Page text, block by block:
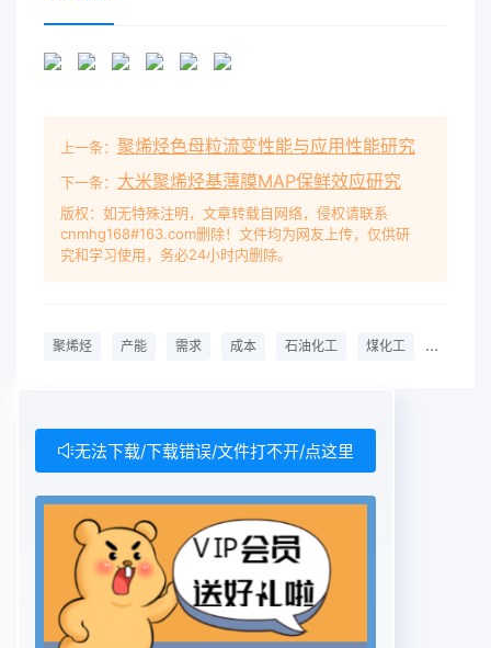
Jjindong, YAN Kai( China National Coal Group
capacity , demand status of polyethylene and
propylene at home and abroad, and the cost
status of con-version to olefins ，polyolefin by
different raw material route are investigated.
The industrial situation of coal conversion to
summarizing the costs of various kinds ' raw
definite space, but has challenge meanwhile,
need to be careful, andsome suggestions on the
development of coal conversion to polyolefin
are put forward.Key words :Polyolefn;
Production capacity ; Demands; Cost;
Petroleum chemical industry; Coal chemical
industry为了推进石油替代,缓解石油供需矛盾,促进
经1聚烯烃市场供 需现状及预测济社:会平稳发展,国
上一条： 聚烯烃色母粒流变性能与应用性能研究
下一条： 大米聚烯烃基薄膜MAP保鲜效应研究
版权：如无特殊注明，文章转载自网络，侵权请联系
cnmhg168#163.com删除！文件均为网友上传，仅供研
究和学习使用，务必24小时内删除。
聚烯烃 产能 需求 成本 石油化工 煤化工
无法下载/下载错误/文件打不开/点这里